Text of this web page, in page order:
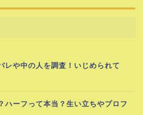
レや中の人を調査！いじめられて
ハーフって本当？生い立ちやプロフ